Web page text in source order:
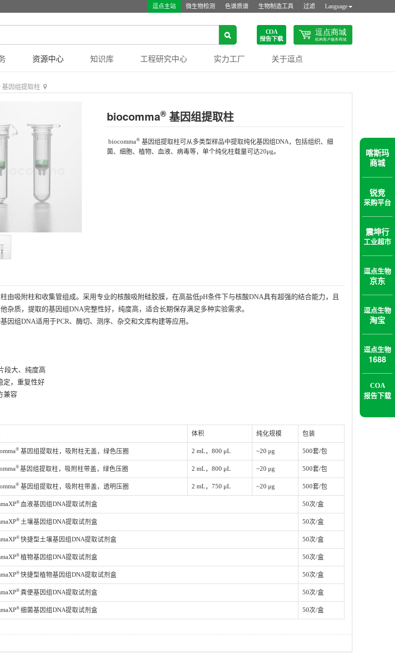
逗点主站 微生物检测 色谱质谱 生物制造工具 过滤 Language
资源中心 知识库 工程研究中心 实力工厂 关于逗点
基因组提取柱
biocomma®基因组提取柱
biocomma® 基因组提取柱可从多类型样品中提取纯化基因组DNA，包括组织、细
菌、细胞、植物、血液、病毒等，单个纯化柱载量可达20μg。
由吸附柱和收集管组成。采用专业的核酸吸附硅胶膜，在高盐低pH条件下与核酸DNA具有超强的结合能力，且
杂质，提取的基因组DNA完整性好，纯度高，适合长期保存满足多种实验需求。
因组DNA适用于PCR、酶切、测序、杂交和文库构建等应用。
段大、纯度高
定，重复性好
兼容
体积 纯化规模 包装
® 基因组提取柱，吸附柱无盖，绿色压圈 2 mL，800 μL ~20 μg 500套/包
® 基因组提取柱，吸附柱带盖，绿色压圈 2 mL，800 μL ~20 μg 500套/包
® 基因组提取柱，吸附柱带盖，透明压圈 2 mL，750 μL ~20 μg 500套/包
® 血液基因组DNA提取试剂盒 50次/盒
® 土壤基因组DNA提取试剂盒 50次/盒
® 快捷型土壤基因组DNA提取试剂盒 50次/盒
® 植物基因组DNA提取试剂盒 50次/盒
® 快捷型植物基因组DNA提取试剂盒 50次/盒
® 粪便基因组DNA提取试剂盒 50次/盒
® 细菌基因组DNA提取试剂盒 50次/盒
喀斯玛
商城
锐竞
采购平台
震坤行
工业超市
逗点生物
京东
逗点生物
淘宝
逗点生物
1688
COA
报告下载